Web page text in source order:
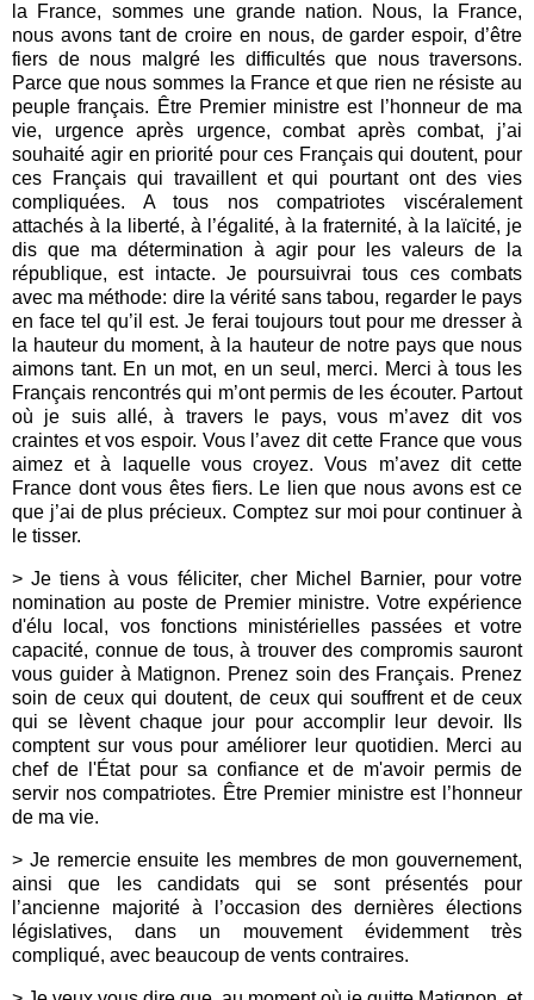
la France, sommes une grande nation. Nous, la France,
nous avons tant de croire en nous, de garder espoir, d’être
fiers de nous malgré les difficultés que nous traversons.
Parce que nous sommes la France et que rien ne résiste au
peuple français. Être Premier ministre est l’honneur de ma
vie, urgence après urgence, combat après combat, j’ai
souhaité agir en priorité pour ces Français qui doutent, pour
ces Français qui travaillent et qui pourtant ont des vies
compliquées. A tous nos compatriotes viscéralement
attachés à la liberté, à l’égalité, à la fraternité, à la laïcité, je
dis que ma détermination à agir pour les valeurs de la
république, est intacte. Je poursuivrai tous ces combats
avec ma méthode: dire la vérité sans tabou, regarder le pays
en face tel qu’il est. Je ferai toujours tout pour me dresser à
la hauteur du moment, à la hauteur de notre pays que nous
aimons tant. En un mot, en un seul, merci. Merci à tous les
Français rencontrés qui m’ont permis de les écouter. Partout
où je suis allé, à travers le pays, vous m’avez dit vos
craintes et vos espoir. Vous l’avez dit cette France que vous
aimez et à laquelle vous croyez. Vous m’avez dit cette
France dont vous êtes fiers. Le lien que nous avons est ce
que j’ai de plus précieux. Comptez sur moi pour continuer à
le tisser.
> Je tiens à vous féliciter, cher Michel Barnier, pour votre
nomination au poste de Premier ministre. Votre expérience
d'élu local, vos fonctions ministérielles passées et votre
capacité, connue de tous, à trouver des compromis sauront
vous guider à Matignon. Prenez soin des Français. Prenez
soin de ceux qui doutent, de ceux qui souffrent et de ceux
qui se lèvent chaque jour pour accomplir leur devoir. Ils
comptent sur vous pour améliorer leur quotidien. Merci au
chef de l'État pour sa confiance et de m'avoir permis de
servir nos compatriotes. Être Premier ministre est l’honneur
de ma vie.
> Je remercie ensuite les membres de mon gouvernement,
ainsi que les candidats qui se sont présentés pour
l’ancienne majorité à l’occasion des dernières élections
législatives, dans un mouvement évidemment très
compliqué, avec beaucoup de vents contraires.